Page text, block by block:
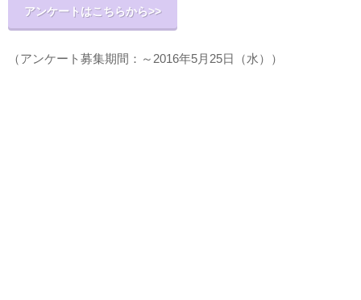
アンケートはこちらから>>
（アンケート募集期間：～2016年5月25日（水））